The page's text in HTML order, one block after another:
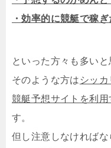
・効率的に競艇で稼ぎ
といった方々も多いと
そのような方は シッ
競艇予想サイトを利
す。
但し注意しなければな